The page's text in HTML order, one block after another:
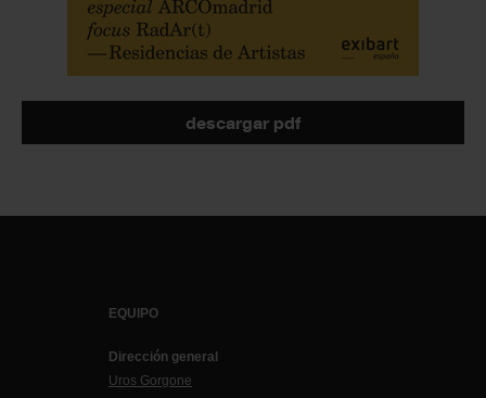
descargar pdf
EQUIPO
Dirección general
Uros Gorgone